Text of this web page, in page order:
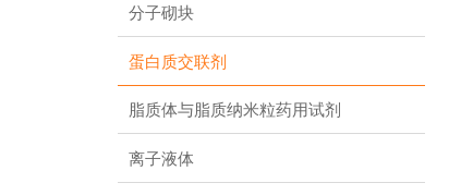
分子砌块
蛋白质交联剂
脂质体与脂质纳米粒药用试剂
离子液体